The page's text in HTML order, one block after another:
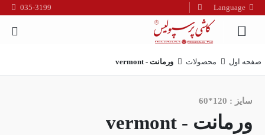
Language
فارسی
العربیه
035-3199
صفحه اول محصولات ورمانت - vermont
سایز : 120*60
ورمانت - vermont